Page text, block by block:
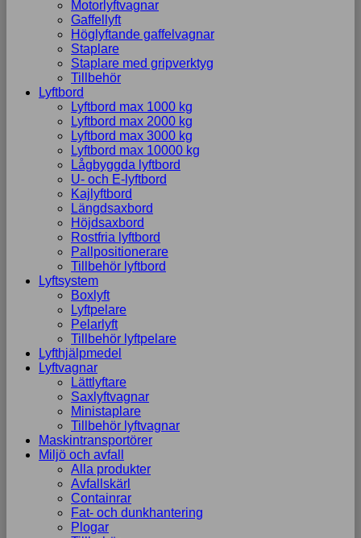
Motorlyftvagnar
Gaffellyft
Höglyftande gaffelvagnar
Staplare
Staplare med gripverktyg
Tillbehör
Lyftbord
Lyftbord max 1000 kg
Lyftbord max 2000 kg
Lyftbord max 3000 kg
Lyftbord max 10000 kg
Lågbyggda lyftbord
U- och E-lyftbord
Kajlyftbord
Längdsaxbord
Höjdsaxbord
Rostfria lyftbord
Pallpositionerare
Tillbehör lyftbord
Lyftsystem
Boxlyft
Lyftpelare
Pelarlyft
Tillbehör lyftpelare
Lyfthjälpmedel
Lyftvagnar
Lättlyftare
Saxlyftvagnar
Ministaplare
Tillbehör lyftvagnar
Maskintransportörer
Miljö och avfall
Alla produkter
Avfallskärl
Containrar
Fat- och dunkhantering
Plogar